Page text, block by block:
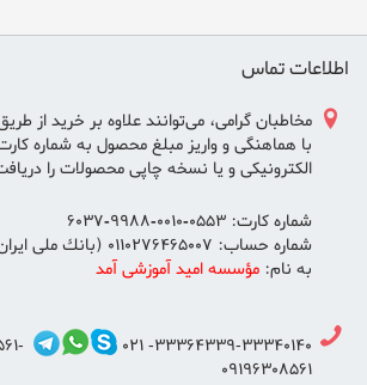
اطلاعات تماس
مخاطبان گرامی، می‌توانند علاوه بر خريد از
با هماهنگی و واريز مبلغ محصول به شماره
الكترونيكی و يا نسخه چاپی محصولات را
شماره كارت: 0553-0010-9988-6037
شماره حساب: 0110276465007 (بانك ملی ايران)
به نام: مؤسسه اميد آموزشی آمد
33364339-33340140- 021
09196308561